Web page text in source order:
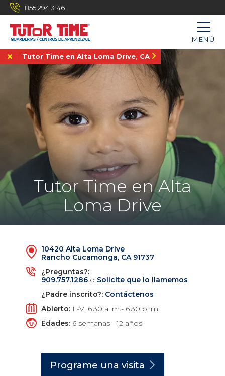
855.294.3146
MENÚ
Tutor Time en Alta Loma Drive, CA
Tutor Time en Alta
Loma Drive
10420 Alta Loma Drive
Rancho Cucamonga, CA 91737
¿Preguntas?:
909.757.1286 o Solicite que lo llamemos
¿Padre inscrito?: Contáctenos
Abierto: L-V, 6:30 a. m.- 6:30 p. m.
Edades: 6 semanas - 12 años
Programe unavisita